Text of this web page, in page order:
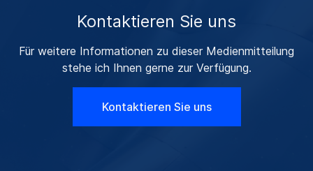
Kontaktieren Sie uns
Für weitere Informationen zu dieser Medienmitteilung
stehe ich Ihnen gerne zur Verfügung.
Kontaktieren Sie uns